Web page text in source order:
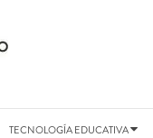
TECNOLOGÍA EDUCATIVA